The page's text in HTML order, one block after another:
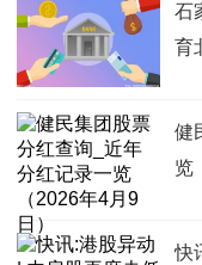
石
育
健
览
快